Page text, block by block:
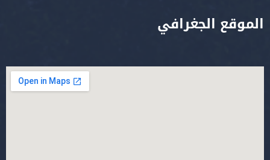
الموقع الجغرافي